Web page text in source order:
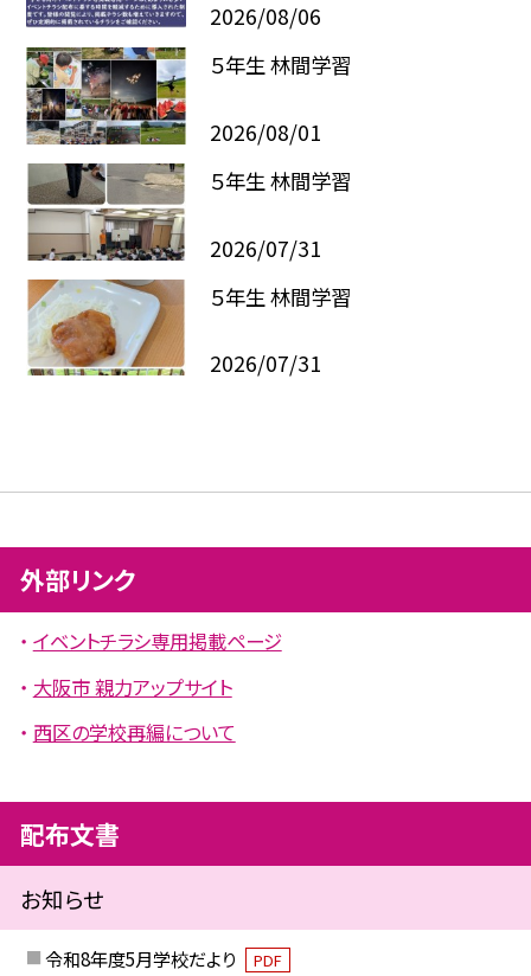
2026/08/06
５年生 林間学習
2026/08/01
５年生 林間学習
2026/07/31
５年生 林間学習
2026/07/31
外部リンク
イベントチラシ専用掲載ページ
大阪市 親力アップサイト
西区の学校再編について
配布文書
お知らせ
令和8年度5月学校だより PDF